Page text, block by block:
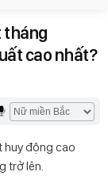
tháng
cao nhất?
huy động cao
trở lên.